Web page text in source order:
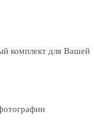
комплект для Вашей